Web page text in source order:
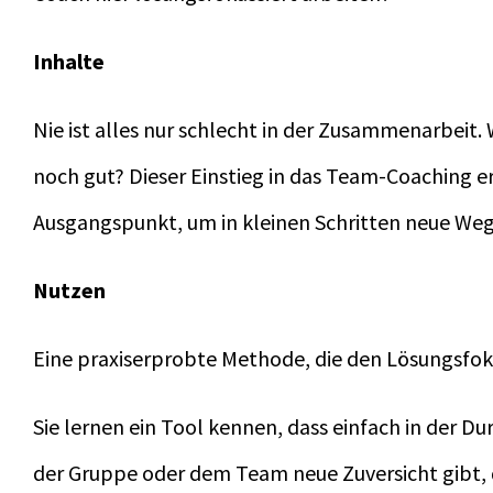
Inhalte
Nie ist alles nur schlecht in der
noch gut? Dieser Einstieg in das Team-Coaching
Ausgangspunkt, um in kleinen Schritten neue
Nutzen
Eine praxiserprobte Methode, die den
Sie lernen ein Tool kennen, dass einfach in der
der Gruppe oder dem Team neue Zuversicht